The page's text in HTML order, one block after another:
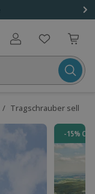
Benutzerkonto
/ Tragschrauber selber
-15%